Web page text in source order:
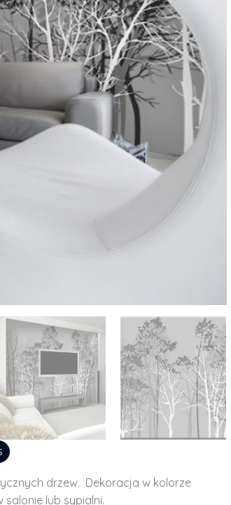
drzew. Dekoracja w kolorze
lub sypialni.